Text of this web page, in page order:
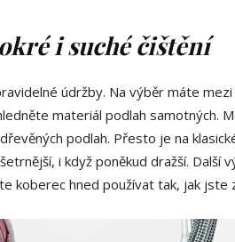
i suché čištění
údržby. Na výběr máte mezi
materiál podlah samotných.
podlah. Přesto je na
i když poněkud dražší. Další
koberec hned používat tak, jak jste